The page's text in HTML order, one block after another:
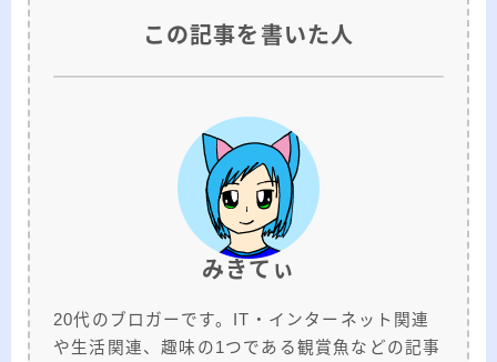
この記事を書いた人
みきてぃ
20代のブロガーです。IT・インターネット関連
や生活関連、趣味の1つである観賞魚などの記事